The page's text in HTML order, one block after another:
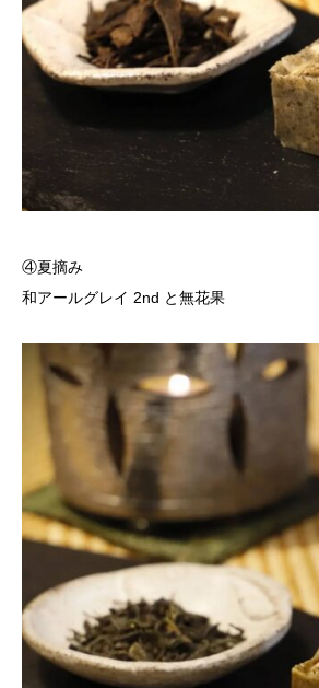
④夏摘み
和アールグレイ 2nd と無花果